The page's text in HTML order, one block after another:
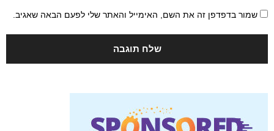
שמור בדפדפן זה את השם, האימייל והאתר שלי לפעם הבאה שאגיב.